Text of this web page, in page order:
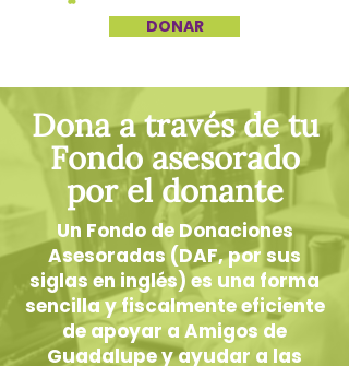
DONAR
Dona a través de tu
Fondo asesorado
por el donante
Un Fondo de Donaciones
Asesoradas (DAF, por sus
siglas en inglés) es una forma
sencilla y fiscalmente eficiente
de apoyar a Amigos de
Guadalupe y ayudar a las